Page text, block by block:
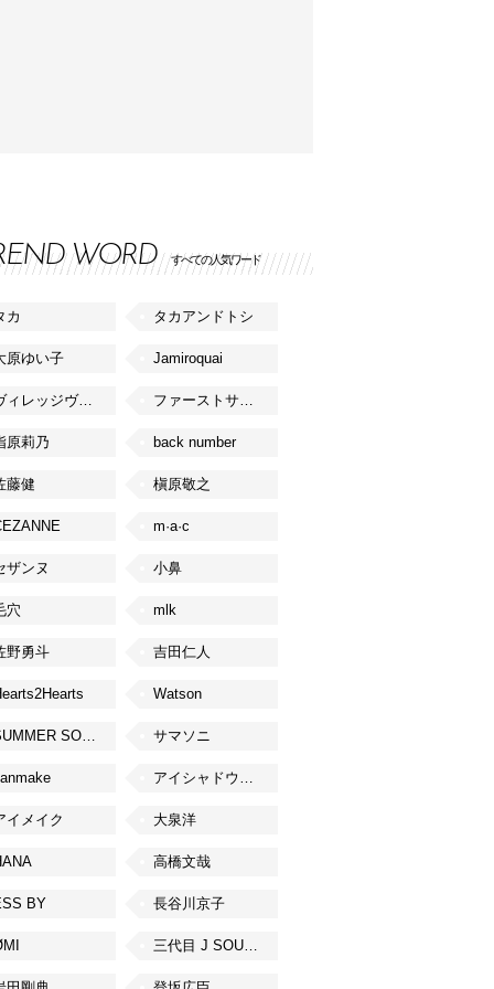
WORD すべての人気ワード
カ タカアンドトシ
原ゆい子 Jamiroquai
ヴィレッジヴァンガード ファーストサマーウイカ
原莉乃 back number
藤健 槇原敬之
m·a·c
ザンヌ 小鼻
穴 mlk
野勇斗 吉田仁人
Watson
SUMMER SONIC サマソニ
アイシャドウベース
イメイク 大泉洋
高橋文哉
BY 長谷川京子
三代目 J SOUL BROTHERS from EXILE TRIBE